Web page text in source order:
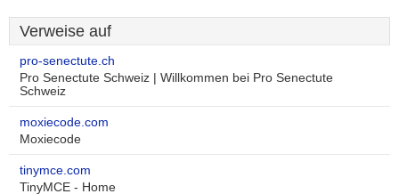
Verweise auf
pro-senectute.ch
Pro Senectute Schweiz | Willkommen bei Pro Senectute
Schweiz
moxiecode.com
Moxiecode
tinymce.com
TinyMCE - Home